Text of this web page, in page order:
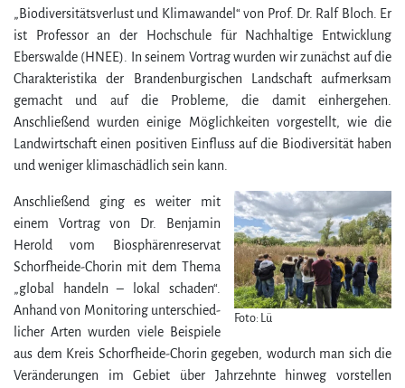
„Biodiversitätsverlust und Klimawandel“ von Prof. Dr. Ralf Bloch. Er
ist Professor an der Hochschule für Nachhaltige Entwicklung
Eberswalde (HNEE). In seinem Vortrag wurden wir zunächst auf die
Charakteristika der Brandenburgischen Landschaft aufmerksam
gemacht und auf die Probleme, die damit einhergehen.
Anschließend wurden einige Möglichkeiten vorgestellt, wie die
Landwirtschaft einen positiven Einfluss auf die Biodiversität haben
und weniger klimaschädlich sein kann.
Foto: Lü
Anschließend ging es weiter mit
einem Vortrag von Dr. Benjamin
Herold vom Biosphärenreservat
Schorfheide-Chorin mit dem Thema
„global handeln – lokal schaden“.
Anhand von Monitoring unter­schied­
licher Arten wurden viele Beispiele
aus dem Kreis Schorfheide-Chorin gegeben, wodurch man sich die
Veränderungen im Gebiet über Jahrzehnte hinweg vorstellen